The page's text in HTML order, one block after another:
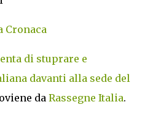
Cronaca
di stuprare e
davanti alla sede del
da Rassegne Italia.